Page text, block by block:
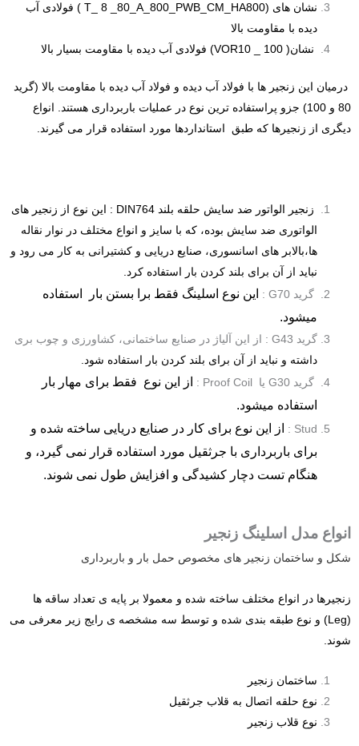
نشان های (T_ 8 _80_A_800_PWB_CM_HA800 ) فولادی آب
دیده با مقاومت بالا
نشان( VOR10 _ 100) فولادی آب دیده با مقاومت بسیار بالا
درمیان این زنجیر ها با فولاد آب دیده و فولاد آب دیده با مقاومت بالا (گرید
80 و 100) جزو پراستفاده ترین نوع در عملیات باربرداری هستند.
انواع
دیگری از زنجیرها که طبق استانداردها مورد استفاده قرار می گیرند.
زنجیر الواتور ضد سایش حلقه بلند DIN764 :
این نوع از زنجیر های
الواتوری ضد سایش بوده، که با سایز و انواع مختلف در نوار نقاله
ها،بالابر های اسانسوری، صنایع دریایی و کشتیرانی به کار می رود و
نباید از آن برای بلند کردن بار استفاده کرد.
گرید G70 :
این نوع اسلینگ فقط برا بستن بار استفاده
میشود.
گرید G43 : از این آلیاژ در صنایع ساختمانی، کشاورزی و چوب بری
داشته و نباید از آن برای بلند کردن بار استفاده شود.
گرید G30 یا Proof Coil :
از این نوع فقط برای مهار بار
استفاده میشود.
Stud :
از این نوع برای کار در صنایع دریایی ساخته شده و
برای باربرداری با جرثقیل مورد استفاده قرار نمی گیرد، و
هنگام تست دچار کشیدگی و افزایش طول نمی شوند.
انواع مدل اسلینگ زنجیر
شکل و ساختمان زنجیر های مخصوص حمل بار و باربرداری
زنجیرها در انواع مختلف ساخته شده و معمولا بر پایه ی تعداد ساقه ها
(Leg) و نوع طبقه بندی شده و توسط سه مشخصه ی رایج زیر معرفی می
شوند.
ساختمان زنجیر
نوع حلقه اتصال به قلاب جرثقیل
نوع قلاب زنجیر